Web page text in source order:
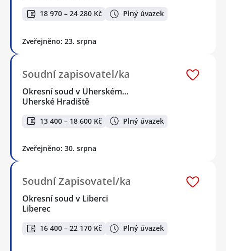
18 970 – 24 280 Kč Plný úvazek
Zveřejněno: 23. srpna
Soudní zapisovatel/ka
Okresní soud v Uherském…
Uherské Hradiště
13 400 – 18 600 Kč Plný úvazek
Zveřejněno: 30. srpna
Soudní Zapisovatel/ka
Okresní soud v Liberci
Liberec
16 400 – 22 170 Kč Plný úvazek